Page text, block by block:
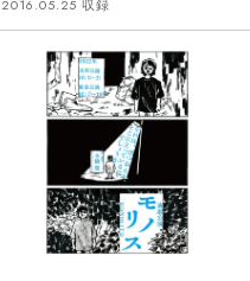
に、日本人のタクシー運転手の車
でカナダ観光を始める。しかし目
にするものは見覚えのある濁った
海に日本語の看板。日本舞踊のラ
ジオを聞いて、えびせんべいの里
からお土産を渡され、金色の魚の
乗ったお城にたどり着く。カナダ
にはあるはずのない、名古屋のよ
うなものを見ながらカナダ観光を
続ける二人。
2016.05.25 収録